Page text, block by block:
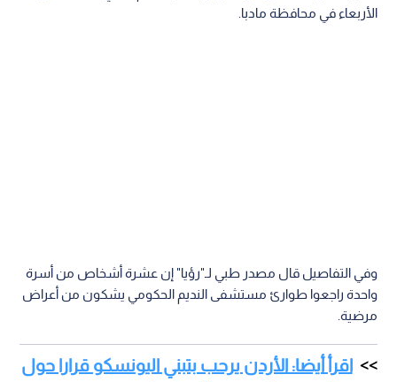
الأربعاء في محافظة مادبا.
وفي التفاصيل قال مصدر طبي لـ"رؤيا" إن عشرة أشخاص من أسرة
واحدة راجعوا طوارئ مستشفى النديم الحكومي يشكون من أعراض
مرضية.
اقرأ أيضا: الأردن يرحب بتبني اليونسكو قرارا حول